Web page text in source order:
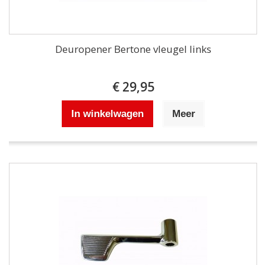
Deuropener Bertone vleugel links
€ 29,95
In winkelwagen Meer